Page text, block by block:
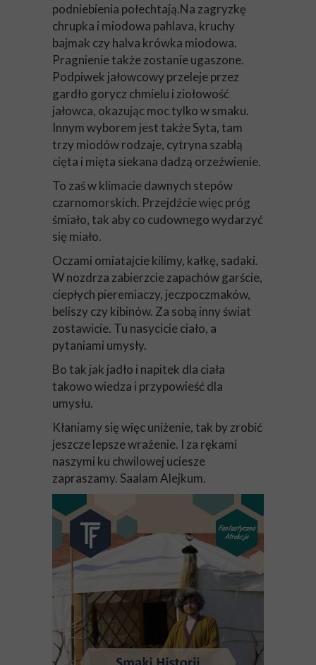
podniebienia połechtają.Na zagryzkę
chrupka i miodowa pahlava, kruchy
bajmak czy halva krówka miodowa.
Pragnienie także zostanie ugaszone.
Podpiwek jałowcowy przeleje przez
gardło gorycz chmielu i ziołowość
jałowca, okazując moc tylko w smaku.
Innym wyborem jest także Syta, tam
trzy miodów rodzaje, cytryna szablą
cięta i mięta siekana dadzą orzeźwienie.
To zaś w klimacie dawnych stepów
czarnomorskich. Przejdźcie więc próg
śmiało, tak aby co cudownego wydarzyć
się miało.
Oczami omiatajcie kilimy, kałkę, sadaki.
W nozdrza zabierzcie zapachów garście,
ciepłych pieremiaczy, jeczpoczmaków,
beliszy czy kibinów. Za sobą inny świat
zostawicie. Tu nasycicie ciało, a
pytaniami umysły.
Bo tak jak jadło i napitek dla ciała
takowo wiedza i przypowieść dla
umysłu.
Kłaniamy się więc uniżenie, tak by zrobić
jeszcze lepsze wrażenie. I za rękami
naszymi ku chwilowej uciesze
zapraszamy. Saalam Alejkum.